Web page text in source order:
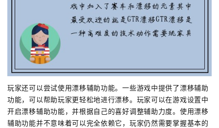
玩家还可以尝试使用漂移辅助功能。一些游戏中提供了漂移辅助
功能，可以帮助玩家更轻松地进行漂移。玩家可以在游戏设置中
开启漂移辅助功能，并根据自己的喜好调整辅助力度。使用漂移
辅助功能并不意味着可以完全依赖它，玩家仍然需要掌握基本的